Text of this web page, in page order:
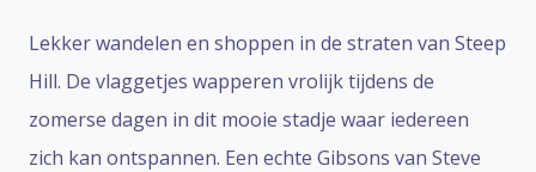
Lekker wandelen en shoppen in de straten van Steep
Hill. De vlaggetjes wapperen vrolijk tijdens de
zomerse dagen in dit mooie stadje waar iedereen
zich kan ontspannen. Een echte Gibsons van Steve